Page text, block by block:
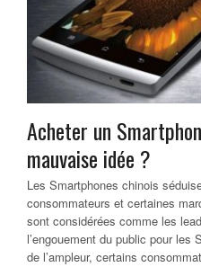
Acheter un
mauvaise idée ?
Les Smartphones chinois
consommateurs et certaines
sont considérées comme les
l’engouement du public pour les
de l’ampleur, certains